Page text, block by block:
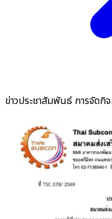
ข่าวประชาสัมพันธ์ การจัดกิ